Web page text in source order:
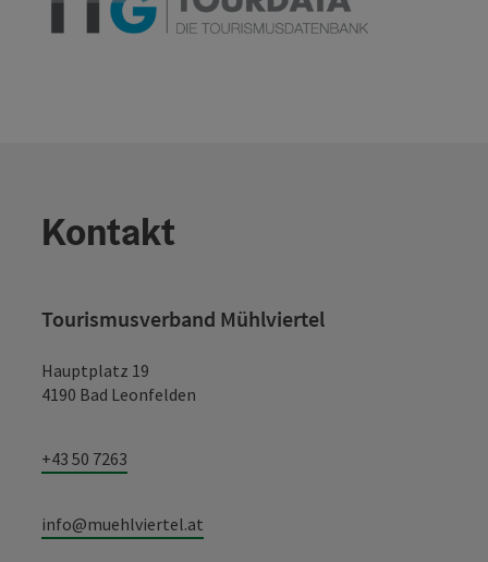
Kontakt
Tourismusverband Mühlviertel
Hauptplatz 19
4190 Bad Leonfelden
+43 50 7263
info@muehlviertel.at